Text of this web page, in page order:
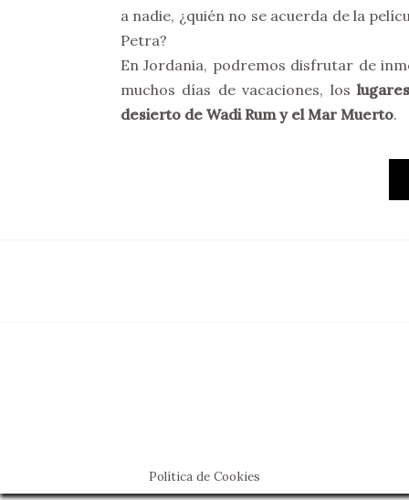
a nadie, ¿quién no se acuerda de la
Petra?
En Jordania, podremos disfrutar de
muchos días de vacaciones, los
desierto de Wadi Rum y el Mar Muerto.
Política de Cookies